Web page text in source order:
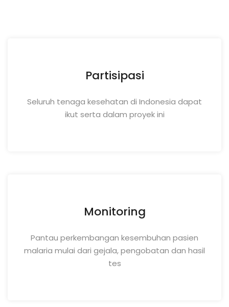
Partisipasi
Seluruh tenaga kesehatan di Indonesia dapat
ikut serta dalam proyek ini
Monitoring
Pantau perkembangan kesembuhan pasien
malaria mulai dari gejala, pengobatan dan hasil
tes